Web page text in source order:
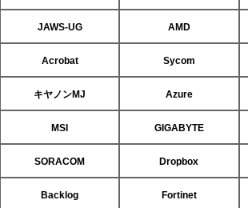
JAWS-UG AMD
Acrobat Sycom
キヤノンMJ Azure
MSI GIGABYTE
SORACOM Dropbox
Backlog Fortinet